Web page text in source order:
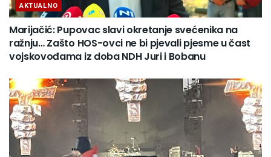
AKTUALNO
Marijačić: Pupovac slavi okretanje svećenika na
ražnju… Zašto HOS-ovci ne bi pjevali pjesme u čast
vojskovođama iz doba NDH Juri i Bobanu